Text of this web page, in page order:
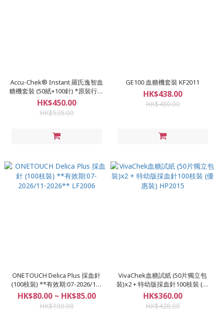
Accu-Chek® Instant 羅氏逸智血
糖機套裝 (50紙+100針) *原裝行貨
DK2002
HK$450.00
HK$535.00
GE100 血糖機套裝 KF2011
HK$438.00
HK$480.00
ONETOUCH Delica Plus 採血針
(100枝裝) **有效期:07-2026/11-
2026** LF2006
HK$80.00 ~ HK$85.00
HK$100.00
VivaChek血糖試紙 (50片獨立包
裝)x2 + 特幼版採血針100枝裝 (優
惠裝) HP2015
HK$360.00
HK$428.00